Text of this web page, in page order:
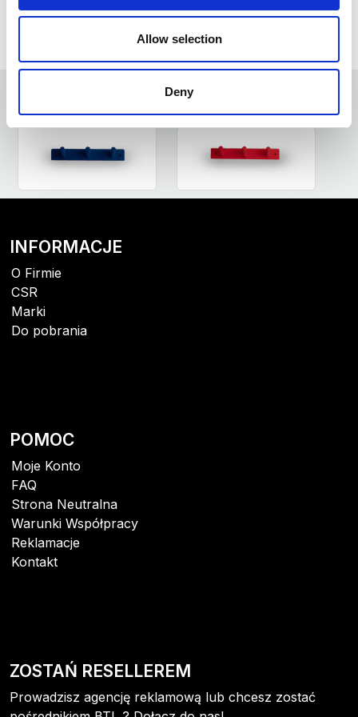
Allow selection
Deny
ZALOGUJ SIĘ
ZOBACZ PODOBNE PRODUKTY
INFORMACJE
O Firmie
CSR
Marki
Do pobrania
POMOC
Moje Konto
FAQ
Strona Neutralna
Warunki Współpracy
Reklamacje
Kontakt
ZOSTAŃ RESELLEREM
Prowadzisz agencję reklamową lub chcesz zostać